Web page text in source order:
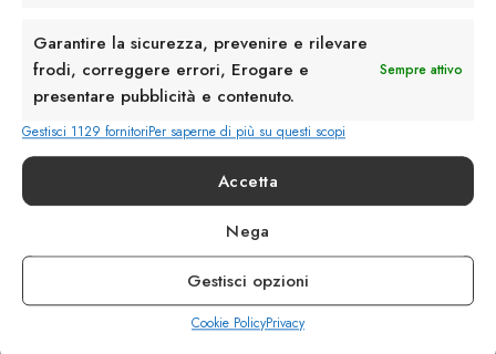
Garantire la sicurezza, prevenire e rilevare
frodi, correggere errori, Erogare e
presentare pubblicità e contenuto.
Sempre attivo
Gestisci 1129 fornitoriPer saperne di più su questi scopi
Accetta
Nega
Gestisci opzioni
Cookie PolicyPrivacy
info@calzaturebelfiore.com
MI 20145 • Milano
Via Belfiore 9
Termini e Condizioni
Resi e Rimborsi
Spedizioni
Privacy